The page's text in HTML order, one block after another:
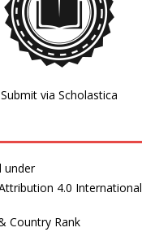
Submit via Scholastica
under
4.0 International